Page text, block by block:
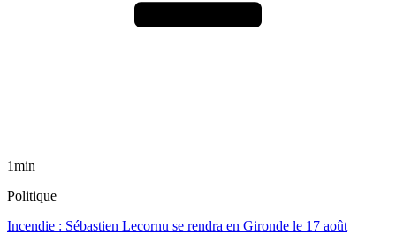
1min
Politique
Incendie : Sébastien Lecornu se rendra en Gironde le 17 août